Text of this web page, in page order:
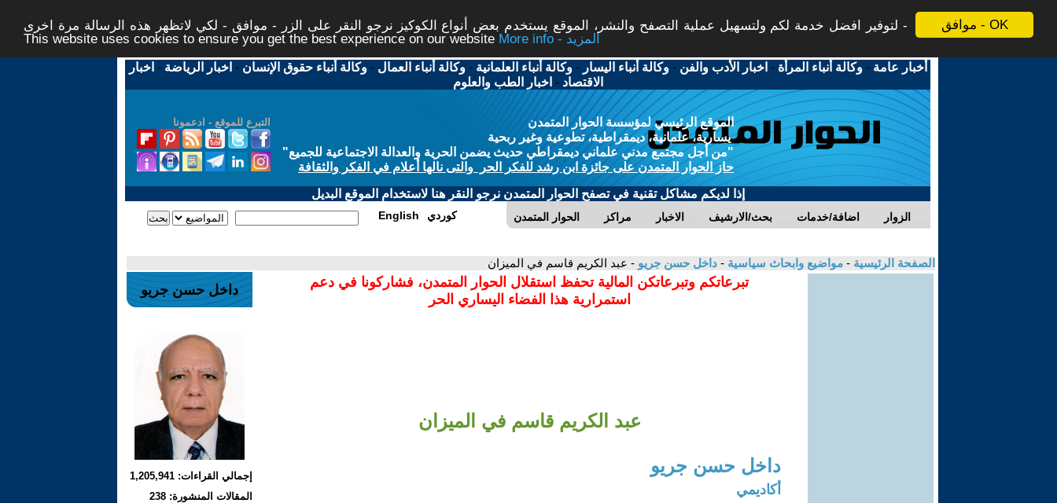
موافق - OK
لتوفير افضل خدمة لكم ولتسهيل عملية التصفح والنشر، الموقع يستخدم بعض أنواع الكوكيز نرجو النقر على الزر - موافق - لكي لاتظهر هذه الرسالة مرة اخرى -
This website uses cookies to ensure you get the best experience on our website
More info - المزيد
أخبار عامة -وكالة أنباء المرأة - اخبار الأدب والفن -وكالة أنباء اليسار -وكالة أنباء العلمانية -وكالة أنباء العمال -وكالة أنباء حقوق الإنسان - اخبار الرياضة - اخبار
الاقتصاد - اخبار الطب والعلوم
التبرع للموقع - ادعمونا
الموقع الرئيسي لمؤسسة الحوار المتمدن
يسارية، علمانية، ديمقراطية، تطوعية وغير ربحية
"من أجل مجتمع مدني علماني ديمقراطي حديث يضمن الحرية والعدالة الاجتماعية للجميع"
حاز الحوار المتمدن على جائزة ابن رشد للفكر الحر والتى نالها أعلام في الفكر والثقافة
إذا لديكم مشاكل تقنية في تصفح الحوار المتمدن نرجو النقر هنا لاستخدام الموقع البديل
الحوار المتمدن مراكز الاخبار بحث/الارشيف اضافة/خدمات الزوار English كوردي
الصفحة الرئيسية - مواضيع وابحاث سياسية - داخل حسن جريو - عبد الكريم قاسم في الميزان
تبرعاتكم وتبرعاتكن المالية تحفظ استقلال الحوار المتمدن، فشاركونا في دعم
استمرارية هذا الفضاء اليساري الحر
عبد الكريم قاسم في الميزان
داخل حسن جريو
أكاديمي
داخل حسن جريو
إجمالي القراءات: 1,205,941
المقالات المنشورة: 238